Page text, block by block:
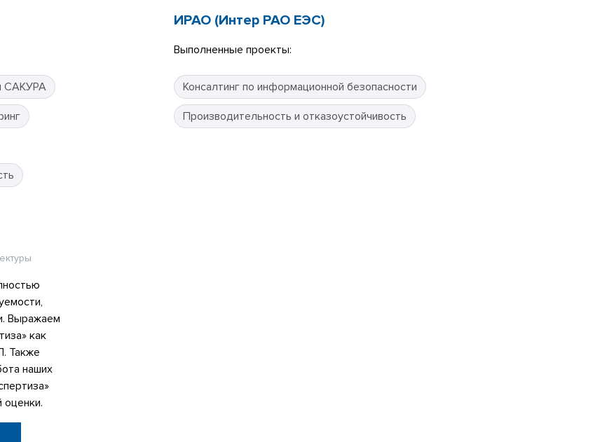
САКУРА
Выражаем
как
Также
наших
оценки.
ИРАО (Интер РАО ЕЭС)
Выполненные проекты:
Консалтинг по информационной безопасности
Производительность и отказоустойчивость